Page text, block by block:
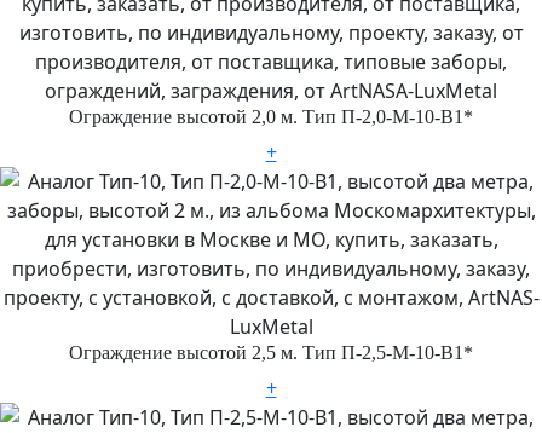
Ограждение высотой 2,0 м. Тип П-2,0-М-10-В1*
+
Ограждение высотой 2,5 м. Тип П-2,5-М-10-В1*
+